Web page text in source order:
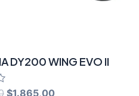
DY200 WING EVO II
Original
$1.865,00Current